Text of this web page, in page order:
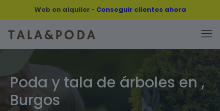
Web en alquiler- Conseguir clientes ahora
Poda y tala de árboles en ,
Burgos